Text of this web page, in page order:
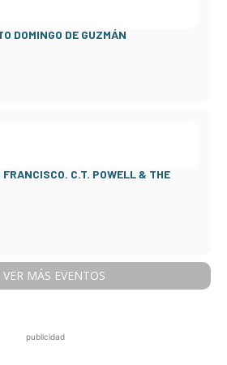
DOMINGO DE GUZMÁN
C.T. POWELL & THE
VER MÁS EVENTOS
publicidad